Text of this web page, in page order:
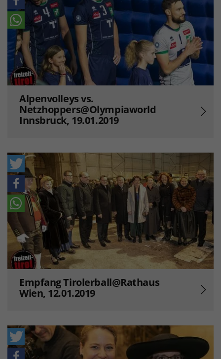
Alpenvolleys vs.
Netzhoppers@Olympiaworld
Innsbruck, 19.01.2019
Empfang Tirolerball@Rathaus
Wien, 12.01.2019